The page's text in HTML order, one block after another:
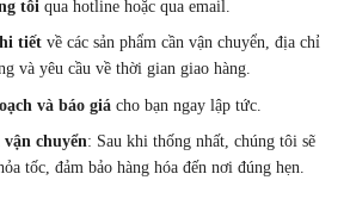
tôi qua hotline hoặc qua email.
tiết về các sản phẩm cần vận chuyển, địa chỉ
và yêu cầu về thời gian giao hàng.
và báo giá cho bạn ngay lập tức.
chuyển: Sau khi thống nhất, chúng tôi sẽ
tốc, đảm bảo hàng hóa đến nơi đúng hẹn.